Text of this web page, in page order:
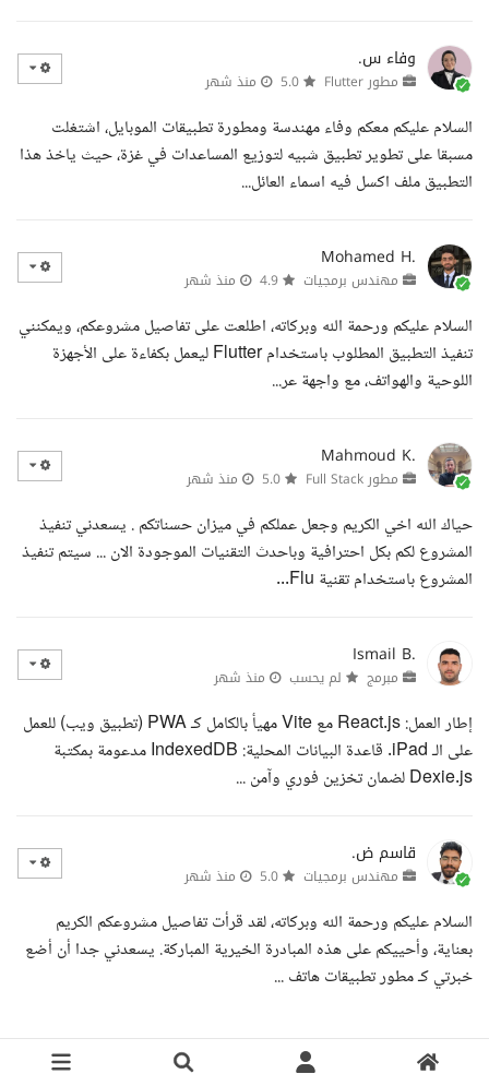
وفاء س.
مطور Flutter منذ شهر
السلام عليكم معكم وفاء مهندسة ومطورة تطبيقات الموبايل، اشتغلت
مسبقا على تطوير تطبيق شبيه لتوزيع المساعدات في غزة، حيث ياخذ هذا
التطبيق ملف اكسل فيه اسماء العائل...
Mohamed H.
مهندس برمجيات منذ شهر
السلام عليكم ورحمة الله وبركاته، اطلعت على تفاصيل مشروعكم، ويمكنني
تنفيذ التطبيق المطلوب باستخدام Flutter ليعمل بكفاءة على الأجهزة
اللوحية والهواتف، مع واجهة عر...
Mahmoud K.
مطور Full Stack منذ شهر
حياك الله اخي الكريم وجعل عملكم في ميزان حسناتكم . يسعدني تنفيذ
المشروع لكم بكل احترافية وباحدث التقنيات الموجودة الان ... سيتم تنفيذ
المشروع باستخدام تقنية Flu...
Ismail B.
مبرمج لم يحسب منذ شهر
إطار العمل: React.js مع Vite مهيأ بالكامل كـ PWA (تطبيق ويب) للعمل
على الـ iPad. قاعدة البيانات المحلية: IndexedDB مدعومة بمكتبة
Dexie.js لضمان تخزين فوري وآمن ...
قاسم ض.
مهندس برمجيات منذ شهر
السلام عليكم ورحمة الله وبركاته، لقد قرأت تفاصيل مشروعكم الكريم
بعناية، وأحييكم على هذه المبادرة الخيرية المباركة. يسعدني جدا أن أضع
خبرتي كـ مطور تطبيقات هاتف ...